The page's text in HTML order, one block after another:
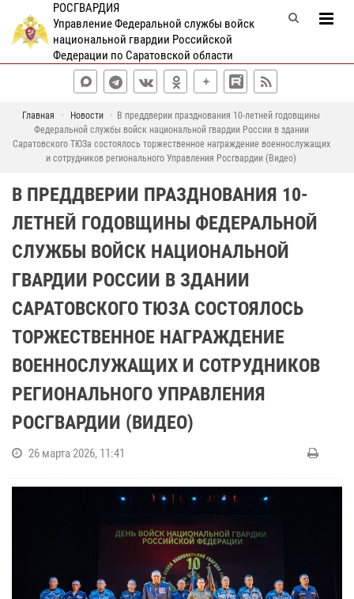
РОСГВАРДИЯ
Управление Федеральной службы войск
национальной гвардии Российской
Федерации по Саратовской области
Главная Новости
В преддверии празднования 10-летней годовщины
Федеральной службы войск национальной гвардии России в здании
Саратовского ТЮЗа состоялось торжественное награждение военнослужащих
и сотрудников регионального Управления Росгвардии (Видео)
В ПРЕДДВЕРИИ ПРАЗДНОВАНИЯ 10-
ЛЕТНЕЙ ГОДОВЩИНЫ ФЕДЕРАЛЬНОЙ
СЛУЖБЫ ВОЙСК НАЦИОНАЛЬНОЙ
ГВАРДИИ РОССИИ В ЗДАНИИ
САРАТОВСКОГО ТЮЗА СОСТОЯЛОСЬ
ТОРЖЕСТВЕННОЕ НАГРАЖДЕНИЕ
ВОЕННОСЛУЖАЩИХ И СОТРУДНИКОВ
РЕГИОНАЛЬНОГО УПРАВЛЕНИЯ
РОСГВАРДИИ (ВИДЕО)
26 марта 2026, 11:41